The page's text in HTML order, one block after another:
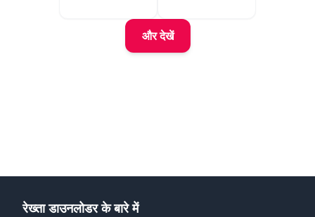
और देखें
रेख्ता डाउनलोडर के बारे में